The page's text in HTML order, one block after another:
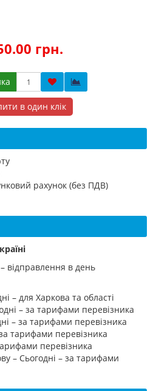
грн.
в один клік
рахунок (без ПДВ)
відправлення в день
– для Харкова та області
– за тарифами перевізника
– за тарифами перевізника
тарифами перевізника
перевізника
– Сьогодні – за тарифами